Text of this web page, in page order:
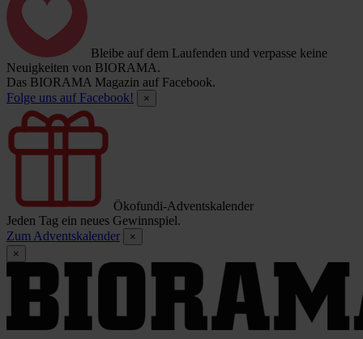
Bleibe auf dem Laufenden und verpasse keine
Neuigkeiten von BIORAMA.
Das BIORAMA Magazin auf Facebook.
Folge uns auf Facebook!
×
Ökofundi-Adventskalender
Jeden Tag ein neues Gewinnspiel.
Zum Adventskalender
×
×